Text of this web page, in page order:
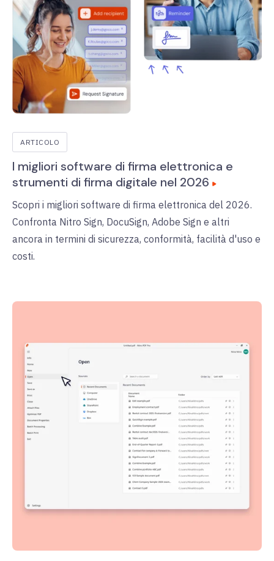
ARTICOLO
I migliori software di firma elettronica e
strumenti di firma digitale nel 2026
Scopri i migliori software di firma elettronica del 2026.
Confronta Nitro Sign, DocuSign, Adobe Sign e altri
ancora in termini di sicurezza, conformità, facilità d'uso e
costi.